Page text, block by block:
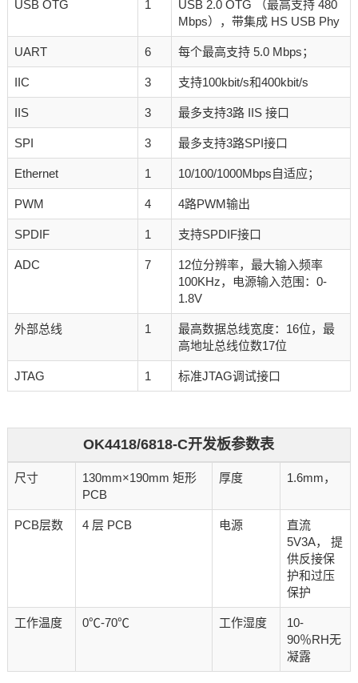
USB OTG 1
USB 2.0 OTG （最高支持 480
Mbps），带集成 HS USB Phy
UART 6 每个最高支持 5.0 Mbps；
IIC 3 支持100kbit/s和400kbit/s
IIS 3 最多支持3路 IIS 接口
SPI 3 最多支持3路SPI接口
Ethernet 1 10/100/1000Mbps自适应；
PWM 4 4路PWM输出
SPDIF 1 支持SPDIF接口
ADC 7
12位分辨率，最大输入频率
100KHz，电源输入范围：0-
1.8V
外部总线 1
最高数据总线宽度：16位，最
高地址总线位数17位
JTAG 1 标准JTAG调试接口
OK4418/6818-C开发板参数表
尺寸
130mm×190mm 矩形
PCB
厚度 1.6mm，
PCB层数 4 层 PCB 电源
直流
5V3A， 提
供反接保
护和过压
保护
工作温度 0℃-70℃ 工作湿度
10-
90％RH无
凝露